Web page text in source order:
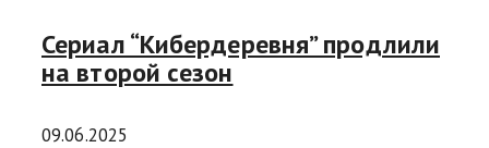
Сериал “Кибердеревня” продлили
на второй сезон
09.06.2025